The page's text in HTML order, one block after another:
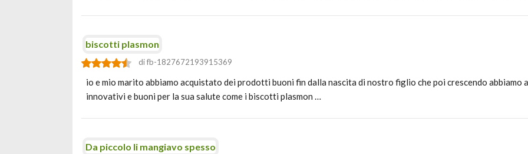
biscotti plasmon
di fb-1827672193915369
io e mio marito abbiamo acquistato dei prodotti buoni fin dalla nascita di nostro figlio che poi crescendo
innovativi e buoni per la sua salute come i biscotti plasmon …
Da piccolo li mangiavo spesso